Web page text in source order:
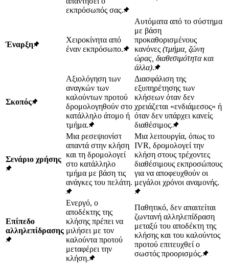
εκπρόσωπός σας.
Έναρξη
Χειροκίνητα από
έναν εκπρόσωπο.
Αυτόματα από το σύστημα
με βάση
προκαθορισμένους
κανόνες (τμήμα, ζώνη
ώρας, διαθεσιμότητα και
άλλα).
Σκοπός
Αξιολόγηση των
αναγκών των
καλούντων προτού
δρομολογηθούν στο
κατάλληλο άτομο ή
τμήμα.
Διασφάλιση της
εξυπηρέτησης των
κλήσεων όταν δεν
χρειάζεται «ενδιάμεσος» ή
όταν δεν υπάρχει κανείς
διαθέσιμος.
Σενάριο χρήσης
Μια ρεσεψιονίστ
απαντά στην κλήση
και τη δρομολογεί
στο κατάλληλο
τμήμα με βάση τις
ανάγκες του πελάτη.
Μια λειτουργία, όπως το
IVR, δρομολογεί την
κλήση στους τρέχοντες
διαθέσιμους εκπροσώπους
για να αποφευχθούν οι
μεγάλοι χρόνοι αναμονής.
Επίπεδο
αλληλεπίδρασης
Ενεργό, ο
αποδέκτης της
κλήσης πρέπει να
μιλήσει με τον
καλούντα προτού
μεταφέρει την
κλήση.
Παθητικό, δεν απαιτείται
ζωντανή αλληλεπίδραση
μεταξύ του αποδέκτη της
κλήσης και του καλούντος
προτού επιτευχθεί ο
σωστός προορισμός.